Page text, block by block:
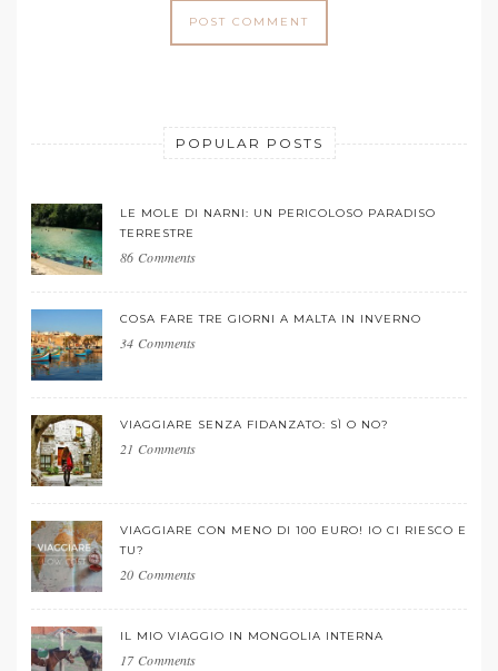
POPULAR POSTS
LE MOLE DI NARNI: UN PERICOLOSO PARADISO
TERRESTRE
86 Comments
COSA FARE TRE GIORNI A MALTA IN INVERNO
34 Comments
VIAGGIARE SENZA FIDANZATO: SÌ O NO?
21 Comments
VIAGGIARE CON MENO DI 100 EURO! IO CI RIESCO E
TU?
20 Comments
IL MIO VIAGGIO IN MONGOLIA INTERNA
17 Comments